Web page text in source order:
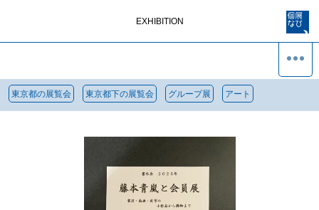
EXHIBITION
東京都の展覧会 東京都下の展覧会 グループ展 アート